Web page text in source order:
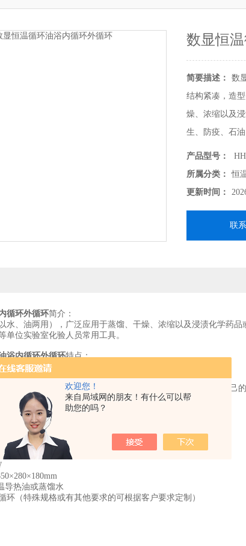
欢迎您！
来自局域网的朋友！有什么可以帮
助您的吗？
数显恒
简要描述：
数
结构紧凑，造
燥、浓缩以及
生、防疫、石
产品型号：
所属分类：
恒
更新时间：
联
循环外循环简介：
水、油两用），广泛应用于蒸馏、干燥、浓缩以及浸渍化学药
单位实验室化验人员常用工具。
浴内循环外循环特点：
高工作温度的均匀性。
两用。
二种方式，或者选择内、外循环双重功能，用户可以根据自己
恒温油浴 (内循环)技术参数：
～300℃
min 功率
40W
导热油或蒸馏水
环（特殊规格或有其他要求的可根据客户要求定制）